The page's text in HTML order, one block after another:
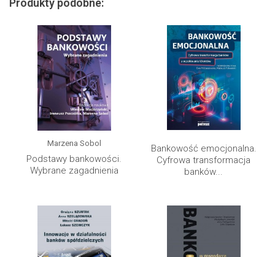
Produkty podobne:
Marzena Sobol
Podstawy bankowości.
Wybrane zagadnienia
Bankowość emocjonalna.
Cyfrowa transformacja
banków...